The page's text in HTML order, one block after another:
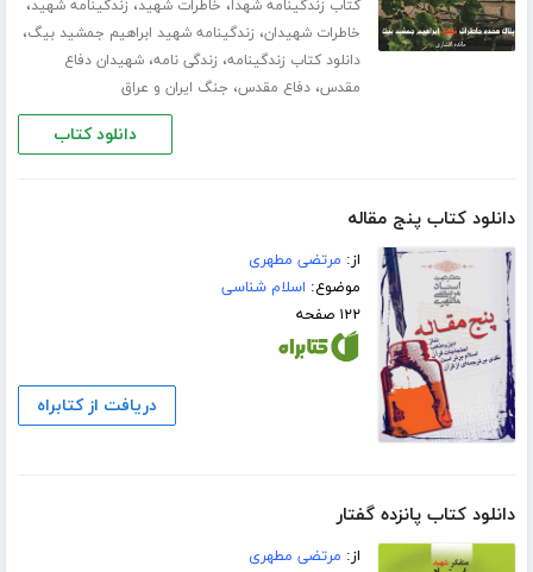
کتاب زندگینامه شهدا، خاطرات شهید، زندگینامه شهید،
خاطرات شهیدان، زندگینامه شهید ابراهیم جمشید بیگ،
دانلود کتاب زندگینامه، زندگی نامه،شهیدان دفاع
مقدس،دفاع مقدس، جنگ ایران و عراق
دانلود کتاب
دانلود کتاب پنج مقاله
از: مرتضی مطهری
موضوع: اسلام شناسی
۱۲۲ صفحه
دریافت از کتابراه
دانلود کتاب پانزده گفتار
از: مرتضی مطهری